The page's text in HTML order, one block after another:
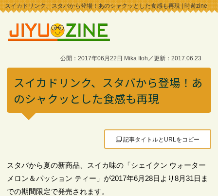
スイカドリンク、スタバから登場！あのシャクッとした食感も再現 | 時遊zine
公開：2017年06月22日 Mika Itoh／更新：2017.06.23
スイカドリンク、スタバから登場！あ
のシャクッとした食感も再現
記事タイトルとURLをコピー
スタバから夏の新商品、スイカ味の「シェイクン ウォーター
メロン＆パッション ティー」が2017年6月28日より8月31日ま
での期間限定で発売されます。